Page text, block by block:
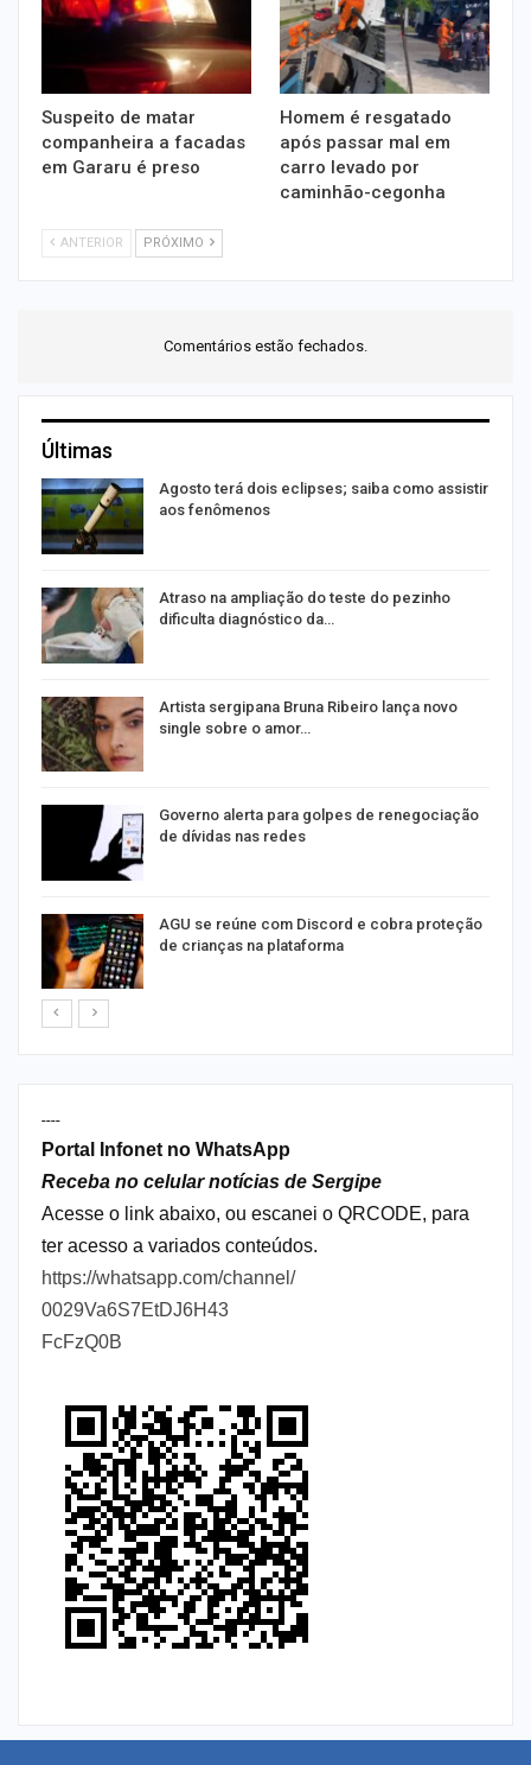
Suspeito de matar
companheira a facadas
em Gararu é preso
Homem é resgatado
após passar mal em
carro levado por
caminhão-cegonha
ANTERIOR PRÓXIMO
Comentários estão fechados.
Últimas
Agosto terá dois eclipses; saiba como assistir
aos fenômenos
Atraso na ampliação do teste do pezinho
dificulta diagnóstico da…
Artista sergipana Bruna Ribeiro lança novo
single sobre o amor…
Governo alerta para golpes de renegociação
de dívidas nas redes
AGU se reúne com Discord e cobra proteção
de crianças na plataforma
----
Portal Infonet no WhatsApp
Receba no celular notícias de Sergipe
Acesse o link abaixo, ou escanei o QRCODE, para
ter acesso a variados conteúdos.
https://whatsapp.com/channel/
0029Va6S7EtDJ6H43
FcFzQ0B